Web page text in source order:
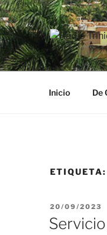
Desde la
Inicio De
ETIQUETA:
PUBLICADO
EL
20/09/2023